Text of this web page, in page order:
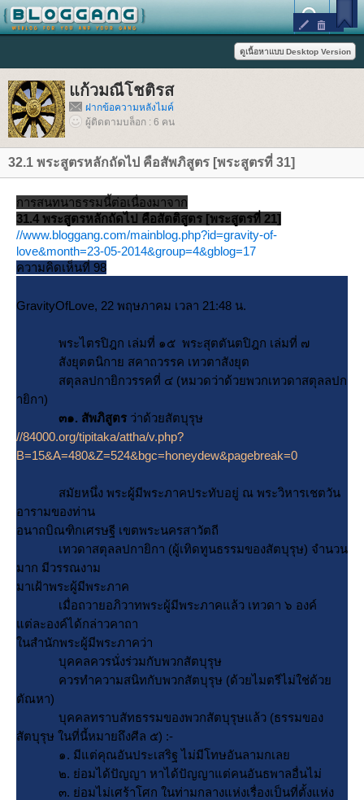
ก้วมณีโชติรส
ฝากข้อความหลังไมค์
ผู้ติดตามบล็อก : 6 คน
32.1 พระสูตรหลักถัดไป คือสัพภิสูตร [พระสูตรที่ 31]
การสนทนาธรรมนี้ต่อเนื่องมาจาก
31.4 พระสูตรหลักถัดไป คือสัตติสูตร [พระสูตรที่ 21]
//www.bloggang.com/mainblog.php?id=gravity-of-
love&month=23-05-2014&group=4&gblog=17
ความคิดเห็นที่ 98
GravityOfLove, 22 พฤษภาคม เวลา 21:48 น.
พระไตรปิฎก เล่มที่ ๑๕ พระสุตตันตปิฎก เล่มที่ ๗
สังยุตตนิกาย สคาถวรรค เทวตาสังยุต
สตุลลปกายิกวรรคที่ ๔ (หมวดว่าด้วยพวกเทวดาสตุลลปก
ายิกา)
๓๑. สัพภิสูตร ว่าด้วยสัตบุรุษ
//84000.org/tipitaka/attha/v.php?
B=15&A=480&Z=524&bgc=honeydew&pagebreak=0
สมัยหนึ่ง พระผู้มีพระภาคประทับอยู่ ณ พระวิหารเชตวัน
อารามของท่าน
อนาถบิณฑิกเศรษฐี เขตพระนครสาวัตถี
เทวดาสตุลลปกายิกา (ผู้เทิดทูนธรรมของสัตบุรุษ) จำนวน
มาก มีวรรณงาม
มาเฝ้าพระผู้มีพระภาค
เมื่อถวายอภิวาทพระผู้มีพระภาคแล้ว เทวดา ๖ องค์
ต่ละองค์ได้กล่าวคาถา
นสำนักพระผู้มีพระภาคว่า
บุคคลควรนั่งร่วมกับพวกสัตบุรุษ
ควรทำความสนิทกับพวกสัตบุรุษ (ด้วยไมตรีไม่ใช่ด้ว
ตัณหา)
บุคคลทราบสัทธรรมของพวกสัตบุรุษแล้ว (ธรรมของ
สัตบุรุษ ในที่นี้หมายถึงศีล ๕) :-
๑. มีแต่คุณอันประเสริฐ ไม่มีโทษอันลามกเล
๒. ย่อมได้ปัญญา หาได้ปัญญาแต่คนอันธพาลอื่นไม่
๓. ย่อมไม่เศร้าโศก ในท่ามกลางแห่งเรื่องเป็นที่ตั้งแห่ง